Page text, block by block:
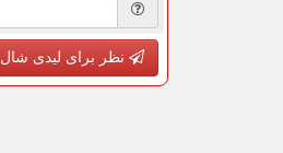
نظر برای لیدی شال